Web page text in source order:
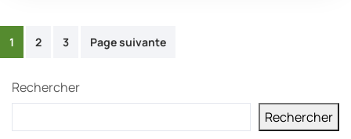
Pagination
des
publications
1 2 3 Page suivante
Rechercher
Rechercher